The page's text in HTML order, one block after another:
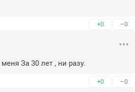
+0 –0
За 30 лет , ни разу.
+0 –0